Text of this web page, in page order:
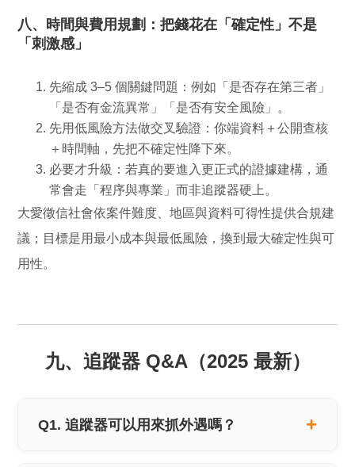
八、時間與費用規劃：把錢花在「確定性」不是
「刺激感」
先縮成 3–5 個關鍵問題：例如「是否存在第三者」
「是否有金流異常」「是否有安全風險」。
先用低風險方法做交叉驗證：你端資料＋公開查核
＋時間軸，先把不確定性降下來。
必要才升級： 若真的要進入更正式的證據建構，通
常會走「程序與專業」而非追蹤器硬上。
大愛徵信社會依案件難度、地區與資料可得性提供合規建
議；目標是用最小成本與最低風險，換到最大確定性與可
用性。
九、追蹤器 Q&A（2025 最新）
Q1. 追蹤器可以用來抓外遇嗎？